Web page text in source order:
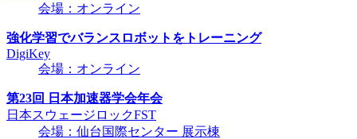
会場：オンライン
強化学習でバランスロボットをトレーニング
DigiKey
会場：オンライン
第23回 日本加速器学会年会
日本スウェージロックFST
会場：仙台国際センター 展示棟